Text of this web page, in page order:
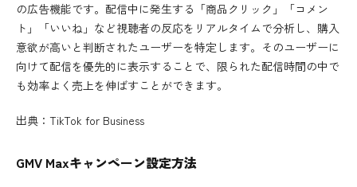
の広告機能です。配信中に発生する「商品クリック」「コメン
ト」「いいね」など視聴者の反応をリアルタイムで分析し、購入
意欲が高いと判断されたユーザーを特定します。そのユーザーに
向けて配信を優先的に表示することで、限られた配信時間の中で
も効率よく売上を伸ばすことができます。
出典： TikTok for Business
GMV Maxキャンペーン設定方法